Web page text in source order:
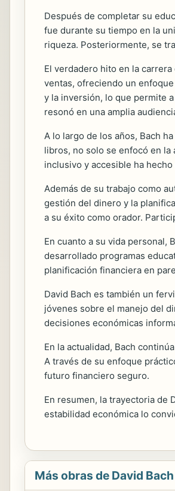
Después de completar su
fue durante su tiempo en la
riqueza. Posteriormente, se
El verdadero hito en la
ventas, ofreciendo un
y la inversión, lo que permite
resonó en una amplia
A lo largo de los años, Bach
libros, no solo se enfocó en
inclusivo y accesible ha
Además de su trabajo como
gestión del dinero y la
a su éxito como orador.
En cuanto a su vida personal,
desarrollado programas
planificación financiera en
David Bach es también un
jóvenes sobre el manejo del
decisiones económicas
En la actualidad, Bach
A través de su enfoque
futuro financiero seguro.
En resumen, la trayectoria de
estabilidad económica lo
Más obras de David Bach